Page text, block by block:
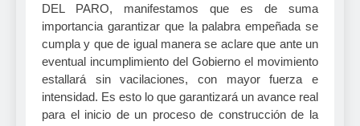
DEL PARO, manifestamos que es de suma
importancia garantizar que la palabra empeñada se
cumpla y que de igual manera se aclare que ante un
eventual incumplimiento del Gobierno el movimiento
estallará sin vacilaciones, con mayor fuerza e
intensidad. Es esto lo que garantizará un avance real
para el inicio de un proceso de construcción de la